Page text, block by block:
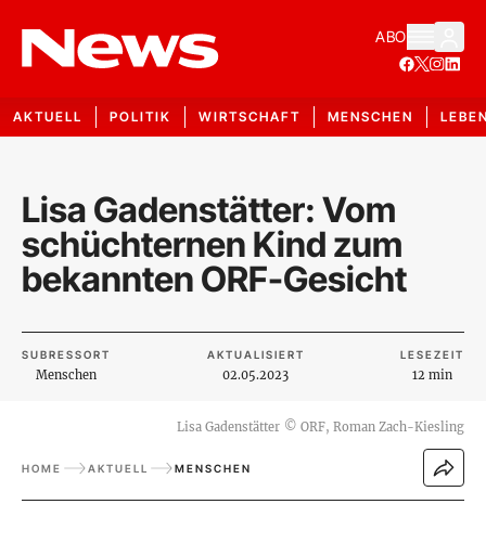
ABO
AKTUELL POLITIK WIRTSCHAFT MENSCHEN
Lisa Gadenstätter: Vom
schüchternen Kind zum
bekannten ORF-Gesicht
SUBRESSORT
Menschen
AKTUALISIERT
02.05.2023
LESEZEIT
12 min
Lisa Gadenstätter © ORF, Roman Zach-Kiesling
HOME AKTUELL MENSCHEN